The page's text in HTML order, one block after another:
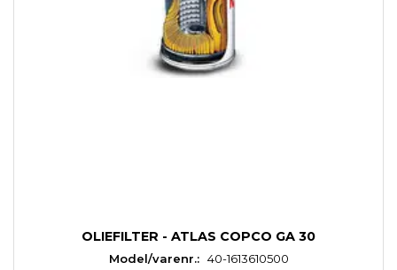
OLIEFILTER - ATLAS COPCO GA 30
Model/varenr.: 40-1613610500